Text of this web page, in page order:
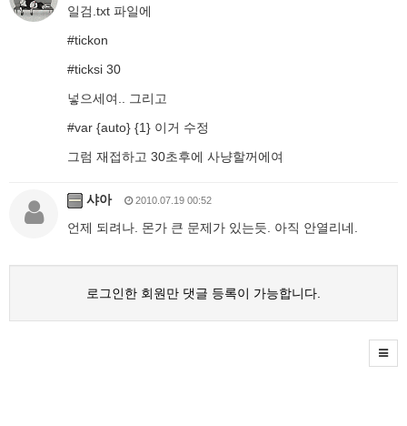
일검.txt 파일에
#tickon
#ticksi 30
넣으세여.. 그리고
#var {auto} {1} 이거 수정
그럼 재접하고 30초후에 사냥할꺼에여
샤아 2010.07.19 00:52
언제 되려나. 몬가 큰 문제가 있는듯. 아직 안열리네.
로그인한 회원만 댓글 등록이 가능합니다.